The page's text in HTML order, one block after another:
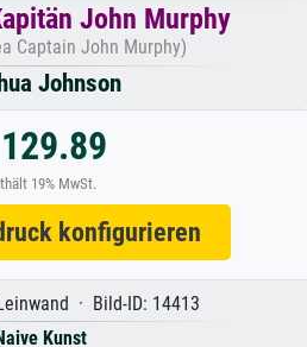
John Murphy
Captain John Murphy)
Johnson
19% MwSt.
konfigurieren
· Bild-ID: 14413
Kunst